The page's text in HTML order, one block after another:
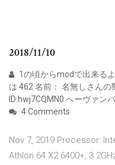
2018/11/10
1の頃からmodで出来る
は 462 名前： 名無しさん
ID:hwj7CQMN0 へーヴァン
4 Comments
Nov 7, 2019 Processor:
Athlon 64 X2 6400+,